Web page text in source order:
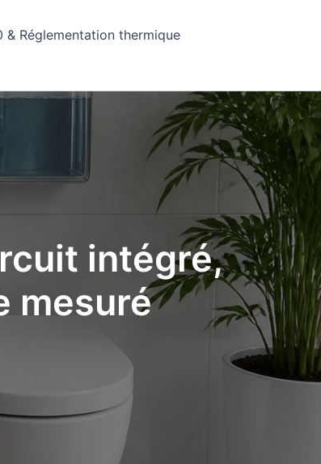
& Réglementation thermique
intégré,
mesuré